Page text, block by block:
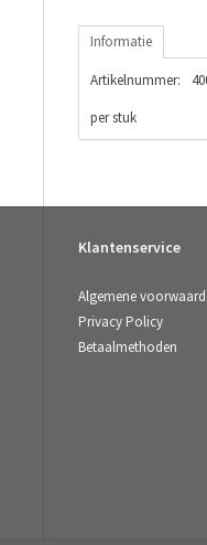
Informatie
Artikelnummer:
per stuk
Klantenservice
Algemene
Privacy Policy
Betaalmethoden